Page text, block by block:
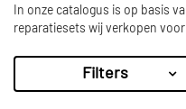
In onze catalogus is op basis
reparatiesets wij verkopen
Resultaten
Filters